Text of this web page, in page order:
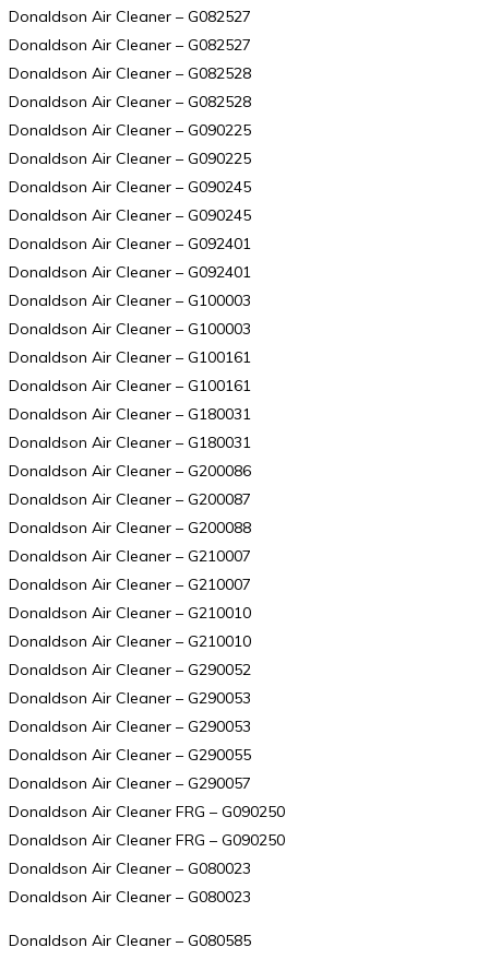
Donaldson Air Cleaner – G082527
Donaldson Air Cleaner – G082527
Donaldson Air Cleaner – G082528
Donaldson Air Cleaner – G082528
Donaldson Air Cleaner – G090225
Donaldson Air Cleaner – G090225
Donaldson Air Cleaner – G090245
Donaldson Air Cleaner – G090245
Donaldson Air Cleaner – G092401
Donaldson Air Cleaner – G092401
Donaldson Air Cleaner – G100003
Donaldson Air Cleaner – G100003
Donaldson Air Cleaner – G100161
Donaldson Air Cleaner – G100161
Donaldson Air Cleaner – G180031
Donaldson Air Cleaner – G180031
Donaldson Air Cleaner – G200086
Donaldson Air Cleaner – G200087
Donaldson Air Cleaner – G200088
Donaldson Air Cleaner – G210007
Donaldson Air Cleaner – G210007
Donaldson Air Cleaner – G210010
Donaldson Air Cleaner – G210010
Donaldson Air Cleaner – G290052
Donaldson Air Cleaner – G290053
Donaldson Air Cleaner – G290053
Donaldson Air Cleaner – G290055
Donaldson Air Cleaner – G290057
Donaldson Air Cleaner FRG – G090250
Donaldson Air Cleaner FRG – G090250
Donaldson Air Cleaner – G080023
Donaldson Air Cleaner – G080023
Donaldson Air Cleaner – G080585